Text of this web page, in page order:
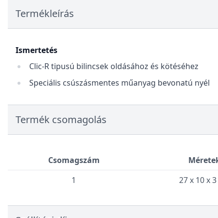
Termékleírás
Ismertetés
Clic-R tipusú bilincsek oldásához és kötéséhez
Speciális csúszásmentes műanyag bevonatú nyél
Termék csomagolás
Csomagszám
1
27 x 10 x